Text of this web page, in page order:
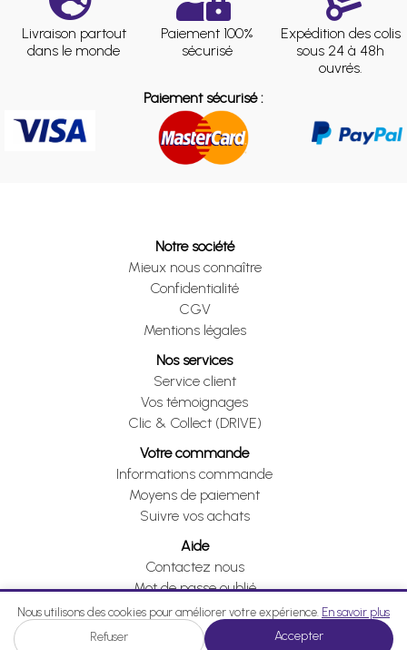
Livraison partout
dans le monde
Paiement 100%
sécurisé
Expédition des colis
sous 24 à 48h
ouvrés.
Paiement sécurisé :
Notre société
Mieux nous connaître
Confidentialité
CGV
Mentions légales
Nos services
Service client
Vos témoignages
Clic & Collect (DRIVE)
Votre commande
Informations commande
Moyens de paiement
Suivre vos achats
Aide
Contactez nous
Mot de passe oublié
Je me rétracte
Nous utilisons des cookies pour améliorer votre expérience. En savoir plus
Refuser Accepter